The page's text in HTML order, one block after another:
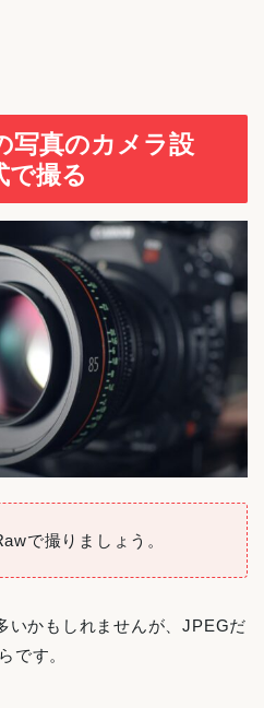
写真のカメラ設
で撮る
で撮りましょう。
いかもしれませんが、JPEGだ
です。